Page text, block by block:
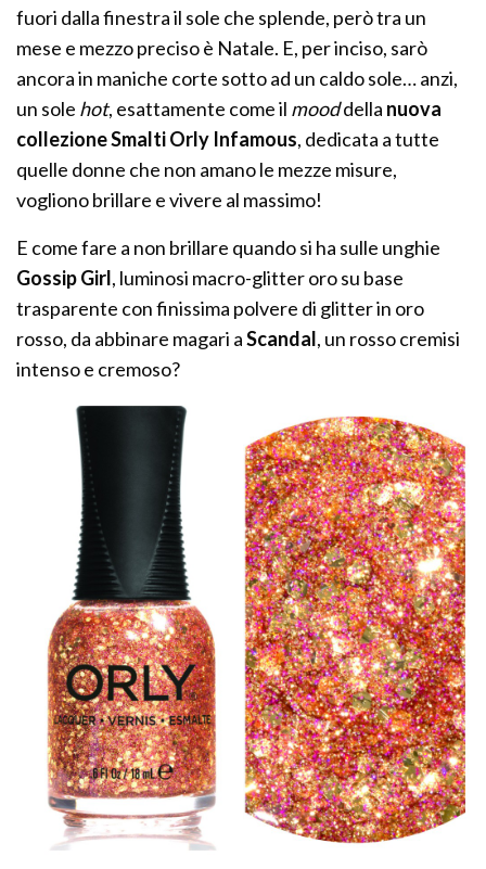
fuori dalla finestra il sole che splende, però tra un
mese e mezzo preciso è Natale. E, per inciso, sarò
ancora in maniche corte sotto ad un caldo sole… anzi,
un sole hot, esattamente come il mooddella nuova
collezione Smalti Orly Infamous, dedicata a tutte
quelle donne che non amano le mezze misure,
vogliono brillare e vivere al massimo!
E come fare a non brillare quando si ha sulle unghie
Gossip Girl, luminosi macro-glitter oro su base
trasparente con finissima polvere di glitter in oro
rosso, da abbinare magari aScandal, un rosso cremisi
intenso e cremoso?